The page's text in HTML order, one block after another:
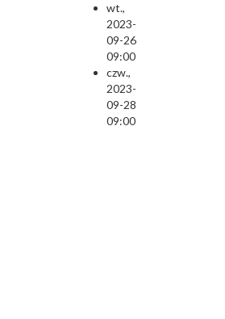
wt.,
2023-
09-26
09:00
czw.,
2023-
09-28
09:00